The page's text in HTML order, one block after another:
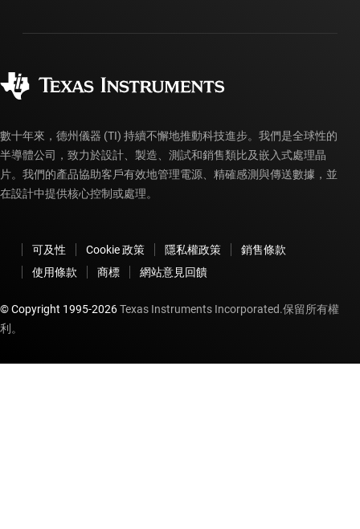
myTI 帳戶常見問題解答
訂購 FAQ
數十年來，德州儀器 (TI) 持續不懈地推動科技進步。我們是全球性的
半導體公司，致力於設計、製造、測試和銷售類比及嵌入式處理晶
片。我們的產品協助客戶有效地管理電源、精確感測與傳送數據，並
在設計中提供核心控制或處理。
可及性 Cookie 政策 隱私權政策
銷售條款
使用條款
商標 網站意見回饋
© Copyright 1995-2026Texas Instruments Incorporated.保留所有權
利。